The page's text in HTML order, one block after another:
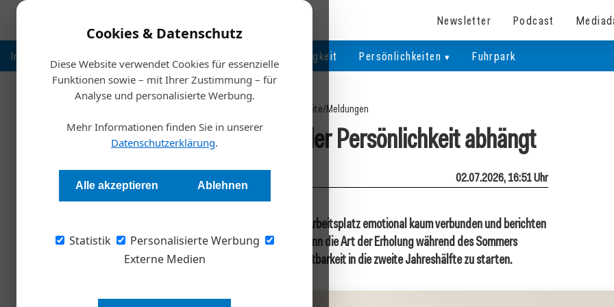
Cookies & Datenschutz
Diese Website verwendet Cookies für essenzielle
Funktionen sowie – mit Ihrer Zustimmung – für
Analyse und personalisierte Werbung.
Mehr Informationen finden Sie in unserer
Datenschutzerklärung.
Alle akzeptieren Ablehnen
Statistik
Personalisierte Werbung
Externe Medien
Newsletter Podcast
Inspiration Nachhaltigkeit Persönlichkeiten Fuhrpark
Startseite/Meldungen
Warum Erholung von der Persönlichkeit abhängt
Redaktion Die Wirtschaft 02.07.2026, 16:51 Uhr
Viele Beschäftigte in Europa fühlen sich ihrem Arbeitsplatz emotional kaum verbunden und berichten
von hohem Stress. Laut Hogan Assessments kann die Art der Erholung während des Sommers
entscheidend dafür sein, mit Energie und Belastbarkeit in die zweite Jahreshälfte zu starten.